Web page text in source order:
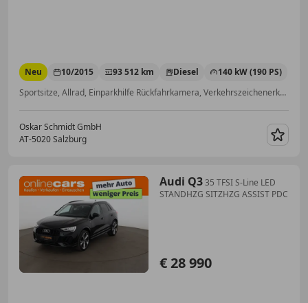
Neu 10/2015 93 512 km Diesel
140 kW (190 PS)
Sportsitze, Allrad, Einparkhilfe Rückfahrkamera, Verkehrszeichenerkennung, Getönte Scheiben, Bluetooth, Elektrische Heckklappe, Schaltwippen
Oskar Schmidt GmbH
AT-5020 Salzburg
Audi Q335 TFSI S-Line LED
STANDHZG SITZHZG ASSIST PDC
€ 28 990